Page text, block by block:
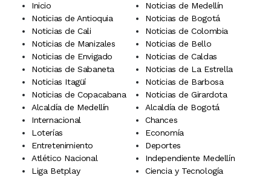
Inicio
Noticias de Medellín
Noticias de Antioquia
Noticias de Bogotá
Noticias de Cali
Noticias de Colombia
Noticias de Manizales
Noticias de Bello
Noticias de Envigado
Noticias de Caldas
Noticias de Sabaneta
Noticias de La Estrella
Noticias Itagüí
Noticias de Barbosa
Noticias de Copacabana
Noticias de Girardota
Alcaldía de Medellín
Alcaldía de Bogotá
Internacional
Chances
Loterías
Economía
Entretenimiento
Deportes
Atlético Nacional
Independiente Medellín
Liga Betplay
Ciencia y Tecnología